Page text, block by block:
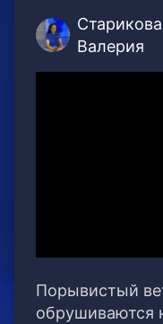
Старикова
Валерия
Порывистый
обрушиваются